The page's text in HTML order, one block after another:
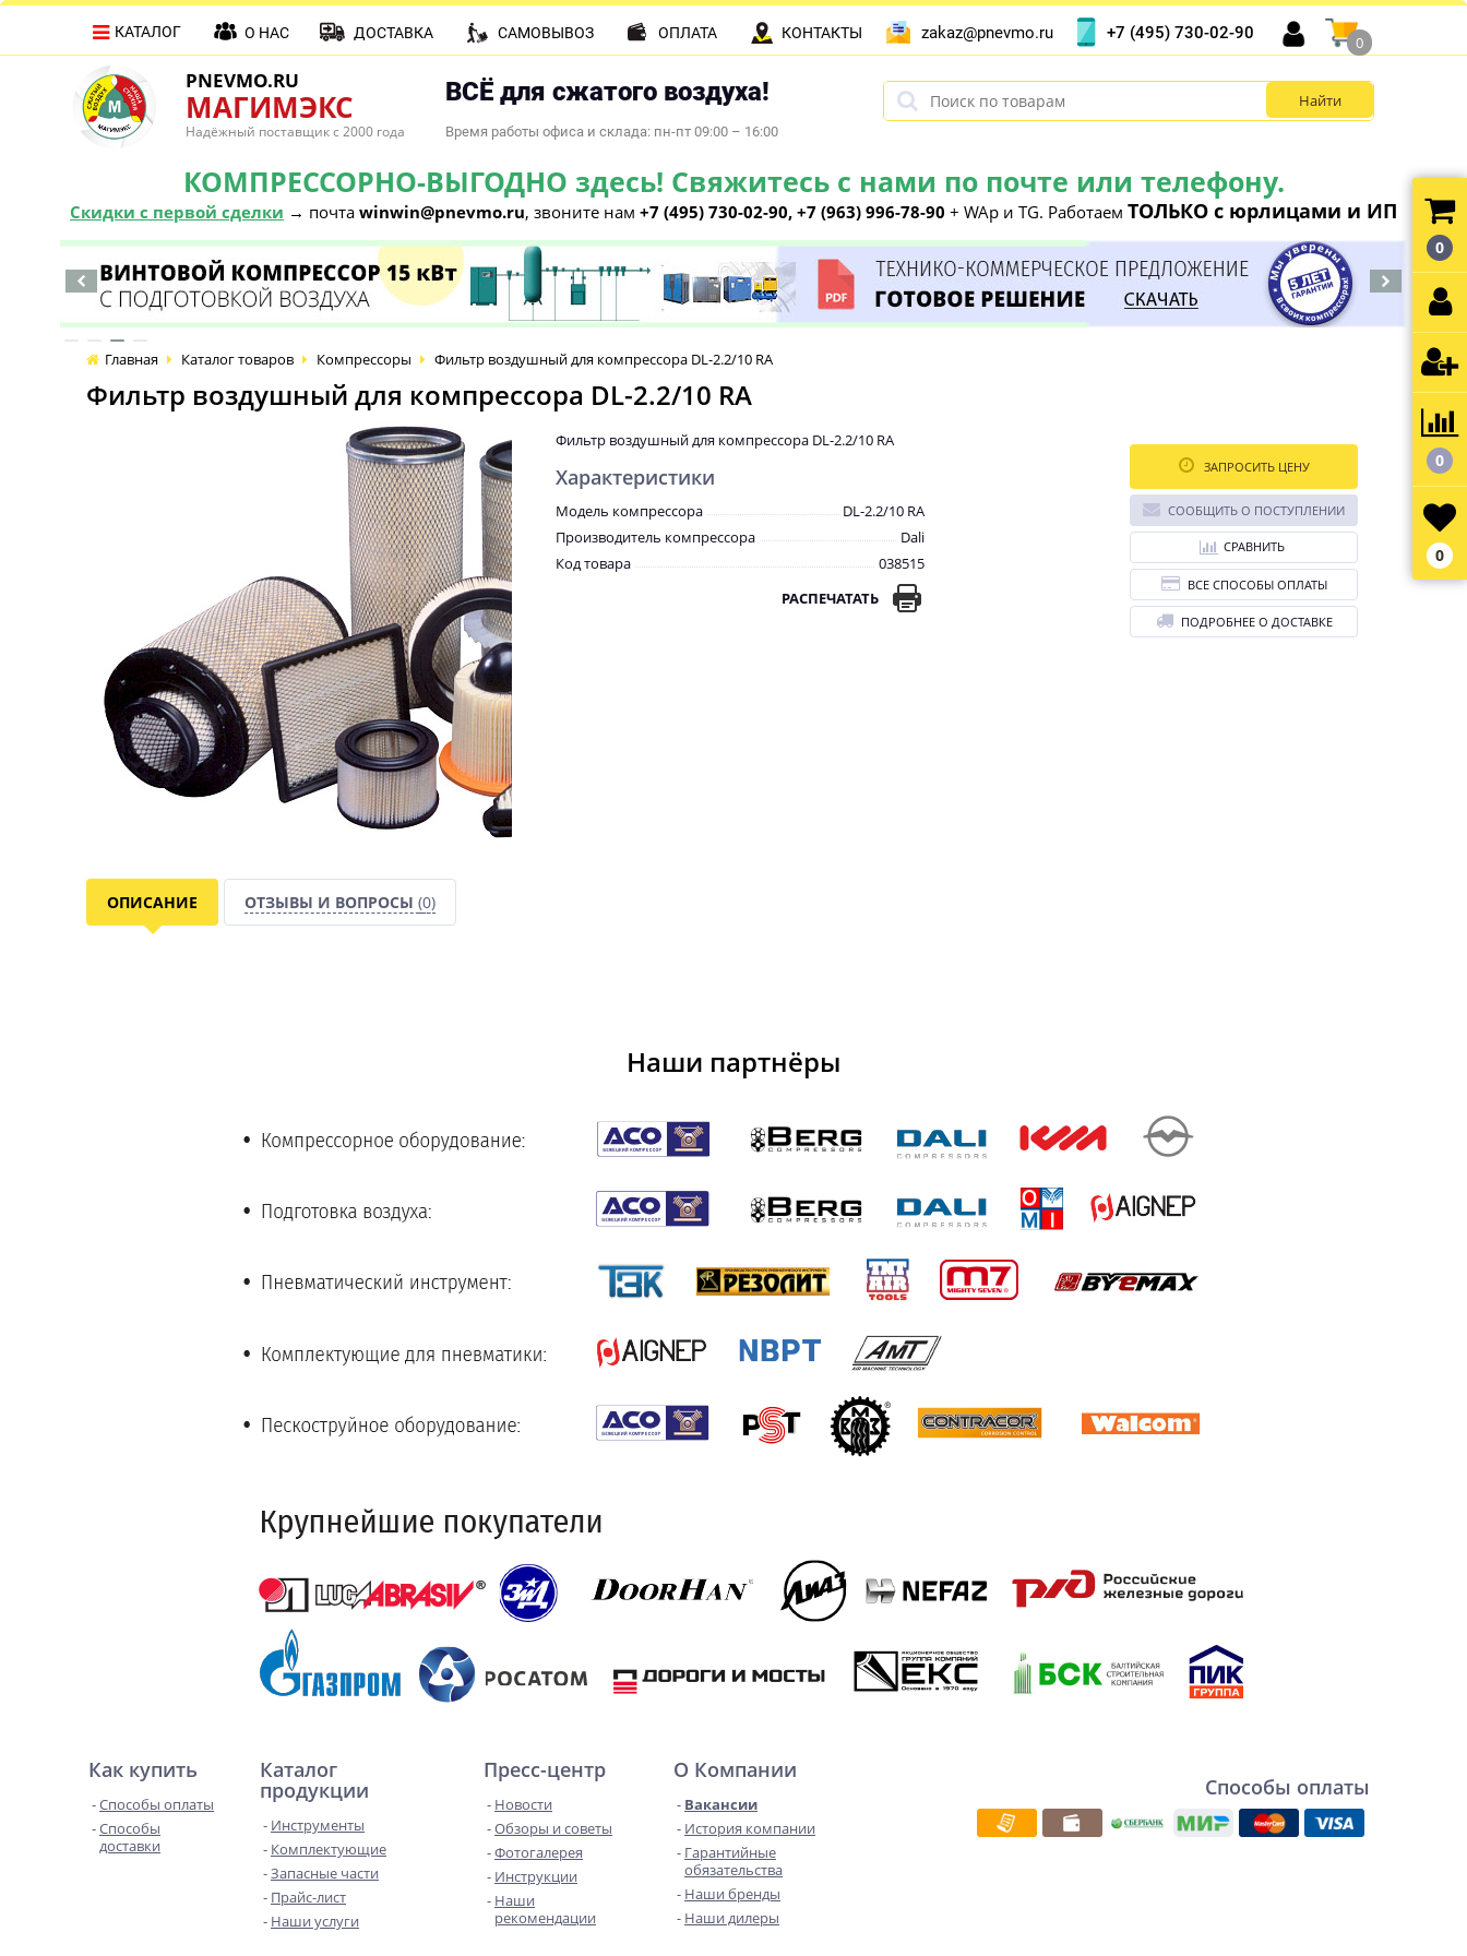
PNEVMO.RU
МАГИМЭКС
Надёжный поставщик с 2000 года
ВСЁ для сжатого воздуха!
Время работы офиса и склада: пн-пт 09:00 – 16:00
КОМПРЕССОРНО-ВЫГОДНО здесь! Свяжитесь с нами по почте или телефону.
Скидки с первой сделки → почта winwin@pnevmo.ru, звоните нам +7 (495) 730-02-90, +7 (963) 996-78-90 + WAp и TG. Работаем ТОЛЬКО с юрлицами и ИП
КАТАЛОГ О НАС ДОСТАВКА САМОВЫВОЗ ОПЛАТА КОНТАКТЫ zakaz@pnevmo.ru +7 (495) 730-02-90
0
Главная Каталог товаров Компрессоры Фильтр воздушный для компрессора DL-2.2/10 RA
Фильтр воздушный для компрессора DL-2.2/10 RA
Фильтр воздушный для компрессора DL-2.2/10 RA
Характеристики
Модель компрессора
DL-2.2/10 RA
Производитель компрессора
Dali
Код товара
038515
РАСПЕЧАТАТЬ
ЗАПРОСИТЬ ЦЕНУ
СООБЩИТЬ О ПОСТУПЛЕНИИ
СРАВНИТЬ
ВСЕ СПОСОБЫ ОПЛАТЫ
ПОДРОБНЕЕ О ДОСТАВКЕ
ОПИСАНИЕ ОТЗЫВЫ И ВОПРОСЫ (0)
Наши партнёры
Как купить
Способы оплаты
Способы
доставки
Каталог
продукции
Инструменты
Комплектующие
Запасные части
Прайс-лист
Наши услуги
Пресс-центр
Новости
Обзоры и советы
Фотогалерея
Инструкции
Наши
рекомендации
О Компании
Вакансии
История компании
Гарантийные
обязательства
Наши бренды
Наши дилеры
Способы оплаты
0
0
0